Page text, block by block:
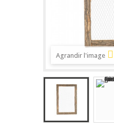
Agrandir l'image